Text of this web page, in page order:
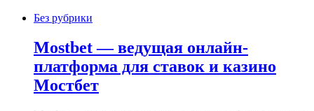
Без рубрики
Mostbet — ведущая онлайн-
платформа для ставок и казино
Мостбет